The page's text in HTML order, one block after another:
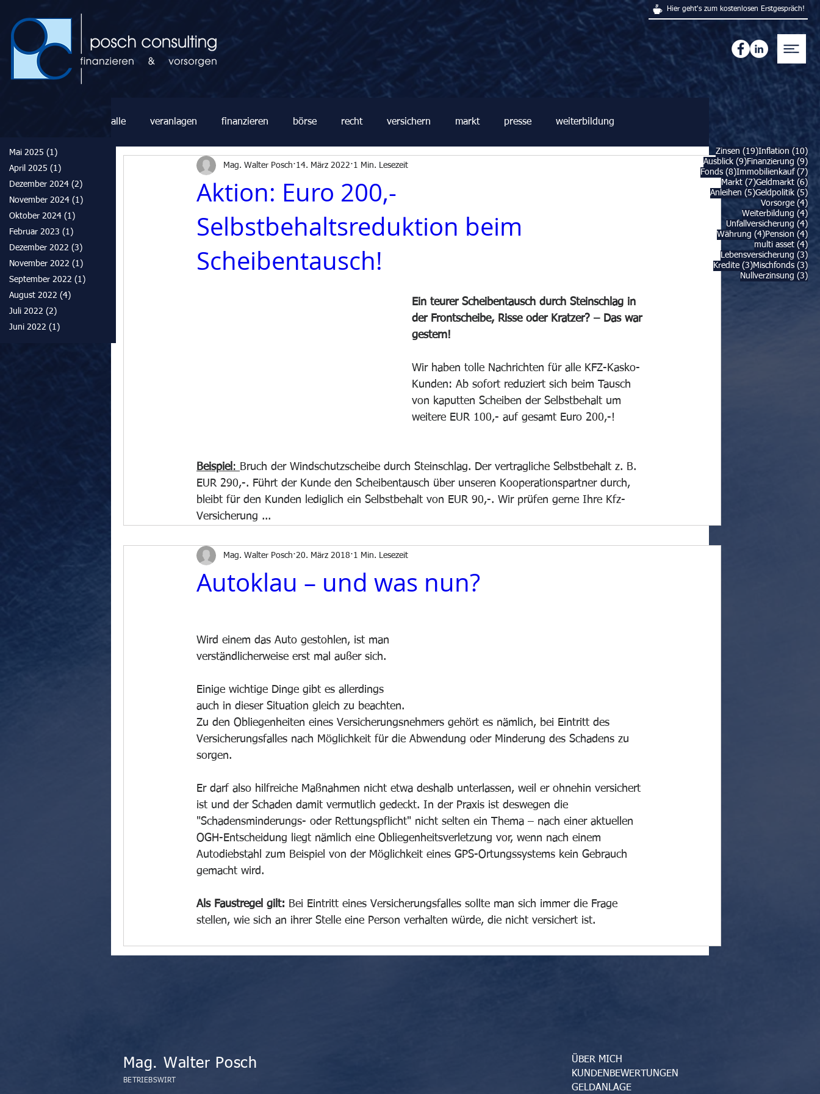
Hier geht's zum kostenlosen Erstgespräch!
Mai 2025 (1)
April 2025 (1)
Dezember 2024 (2)
November 2024 (1)
Oktober 2024 (1)
Februar 2023 (1)
Dezember 2022 (3)
November 2022 (1)
September 2022 (1)
August 2022 (4)
Juli 2022 (2)
Juni 2022 (1)
Zinsen (19)19 Beiträge
Inflation (10)10
Ausblick (9)9 Beiträge
Finanzierung (9)9
Fonds (8)8 Beiträge
Immobilienkauf (7)7
Markt (7)7 Beiträge
Geldmarkt (6)6
Anleihen (5)5 Beiträge
Geldpolitik (5)5
Vorsorge (4)4
Weiterbildung (4)4
Unfallversicherung (4)4
Währung (4)4 Beiträge
Pension (4)4
multi asset (4)4
Lebensversicherung (3)3
Kredite (3)3 Beiträge
Mischfonds (3)3
Nullverzinsung (3)3
alle veranlagen finanzieren börse recht versichern markt presse weiterbildung
Aktion: Euro 200,-
Selbstbehaltsreduktion beim
Scheibentausch!
Mag. Walter Posch 14. März 2022 1 Min. Lesezeit
Ein teurer Scheibentausch durch Steinschlag in
der Frontscheibe, Risse oder Kratzer? – Das war
gestern!
Wir haben tolle Nachrichten für alle KFZ-Kasko-
Kunden: Ab sofort reduziert sich beim Tausch
von kaputten Scheiben der Selbstbehalt um
weitere EUR 100,- auf gesamt Euro 200,-!
Beispiel : Bruch der Windschutzscheibe durch Steinschlag. Der vertragliche Selbstbehalt z. B.
EUR 290,-. Führt der Kunde den Scheibentausch über unseren Kooperationspartner durch,
bleibt für den Kunden lediglich ein Selbstbehalt von EUR 90,-. Wir prüfen gerne Ihre Kfz-
Versicherung ...
Autoklau – und was nun?
Mag. Walter Posch 20. März 2018 1 Min. Lesezeit
Wird einem das Auto gestohlen, ist man
verständlicherweise erst mal außer sich.
Einige wichtige Dinge gibt es allerdings
auch in dieser Situation gleich zu beachten.
Zu den Obliegenheiten eines Versicherungsnehmers gehört es nämlich, bei Eintritt des
Versicherungsfalles nach Möglichkeit für die Abwendung oder Minderung des Schadens zu
sorgen.
Er darf also hilfreiche Maßnahmen nicht etwa deshalb unterlassen, weil er ohnehin versichert
ist und der Schaden damit vermutlich gedeckt. In der Praxis ist deswegen die
"Schadensminderungs- oder Rettungspflicht" nicht selten ein Thema – nach einer aktuellen
OGH-Entscheidung liegt nämlich eine Obliegenheitsverletzung vor, wenn nach einem
Autodiebstahl zum Beispiel von der Möglichkeit eines GPS-Ortungssystems kein Gebrauch
gemacht wird.
Als Faustregel gilt: Bei Eintritt eines Versicherungsfalles sollte man sich immer die Frage
stellen, wie sich an ihrer Stelle eine Person verhalten würde, die nicht versichert ist.
Mag. Walter Posch
BETRIEBSWIRT
ÜBER MICH
KUNDENBEWERTUNGEN
GELDANLAGE